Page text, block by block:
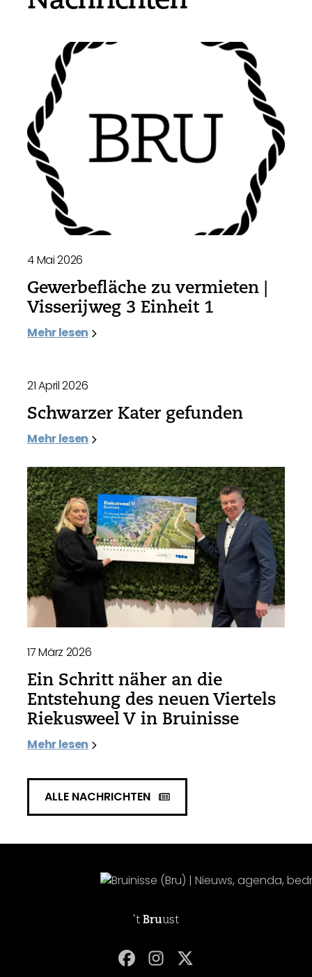
4 Mai 2026
Gewerbefläche zu vermieten |
Visserijweg 3 Einheit 1
Mehr lesen
21 April 2026
Schwarzer Kater gefunden
Mehr lesen
17 März 2026
Ein Schritt näher an die
Entstehung des neuen Viertels
Riekusweel V in Bruinisse
Mehr lesen
ALLE NACHRICHTEN
't Bruust